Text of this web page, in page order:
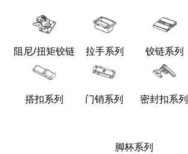
阻尼/扭矩铰链 拉手系列 铰链系列
搭扣系列 门销系列 密封扣系列
脚杯系列